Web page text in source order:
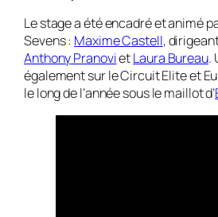
Le stage a été encadré et animé
Sevens : Maxime Castell,
Anthony PranovietLaura Bureau.
également sur le Circuit Elite et
le long de l’année sous le maillot d’